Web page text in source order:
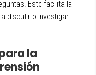
Esto facilita la
discutir o investigar
la